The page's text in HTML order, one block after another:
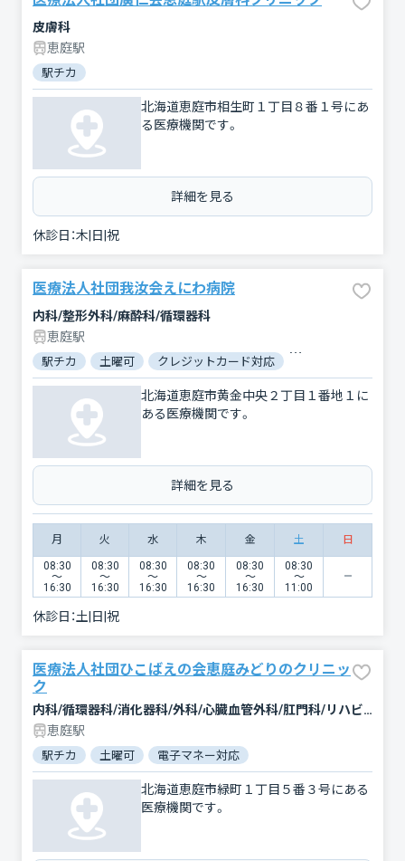
皮膚科
恵庭駅
駅チカ
北海道恵庭市相生町１丁目８番１号にあ
る医療機関です。
詳細を見る
休診日：木|日|祝
医療法人社団我汝会えにわ病院
内科/整形外科/麻酔科/循環器科
恵庭駅
駅チカ 土曜可 クレジットカード対応
北海道恵庭市黄金中央２丁目１番地１に
ある医療機関です。
詳細を見る
月 火 水 木 金 土 日
08:30
〜
16:30
08:30
〜
16:30
08:30
〜
16:30
08:30
〜
16:30
08:30
〜
16:30
08:30
〜
11:00
休診日：土|日|祝
医療法人社団ひこばえの会恵庭みどりのクリニッ
ク
内科/循環器科/消化器科/外科/心臓血管外科/肛門科/リハビリテーション
恵庭駅
駅チカ 土曜可 電子マネー対応
北海道恵庭市緑町１丁目５番３号にある
医療機関です。